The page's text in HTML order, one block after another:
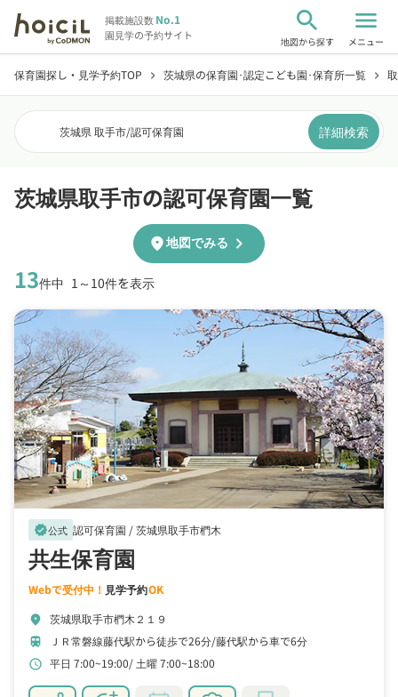
掲載施設数No.1
園見学の予約サイト
search
地図から探す
menu
メニュー
保育園探し・見学予約TOP chevron_right 茨城県の保育園･認定こども園･保育所一覧 chevron_right
茨城県 取手市/認可保育園 詳細検索
茨城県取手市の認可保育園一覧
13件中 1～10件を表示
location_on地図でみる chevron_right
verified公式 認可保育園 /茨城県取手市椚木
共生保育園
Webで受付中！ 見学予約OK
location_on 茨城県取手市椚木２１９
train ＪＲ常磐線藤代駅から徒歩で26分 藤代駅から車で6分
schedule 平日 7:00~19:00 土曜 7:00~18:00